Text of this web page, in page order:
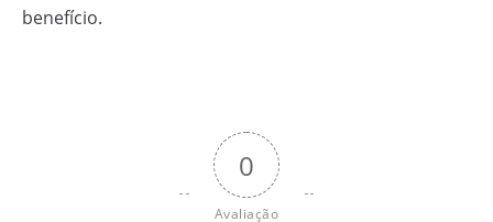
benefício.
0
Avaliação